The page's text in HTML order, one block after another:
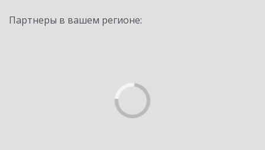
Партнеры в вашем регионе: